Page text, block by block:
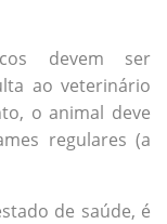
devem ser
ao veterinário
o animal deve
regulares (a
de saúde, é